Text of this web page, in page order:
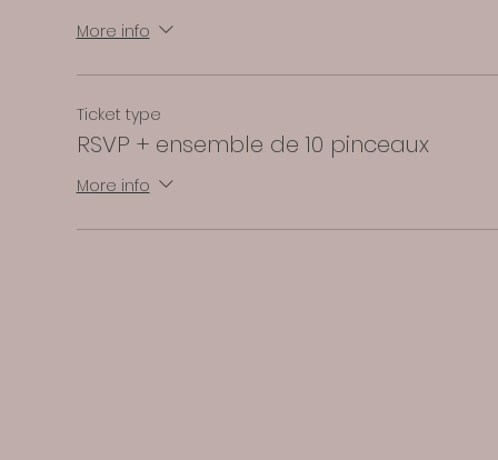
More info
Ticket type
RSVP + ensemble de 10 pinceaux
More info